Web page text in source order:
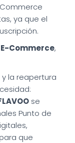
Commerce
ya que el
E-Commerce,
y la reapertura
se
Punto de
que